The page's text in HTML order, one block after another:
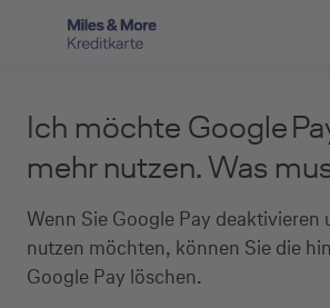
Direkt zur Suche (Enter
Selbstständige
Service
Schritt für Schritt zur neuen Karte
Kreditkarte empfehlen
Ich möchte Google
mehr nutzen. Was
Wenn Sie Google Pay deaktivieren
nutzen möchten, können Sie die
Google Pay löschen.